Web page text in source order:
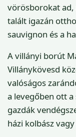
vörösborokat ad,
talált igazán
sauvignon és a
A villányi borút
Villánykövesd
valóságos
a levegőben ott
gazdák
házi kolbász